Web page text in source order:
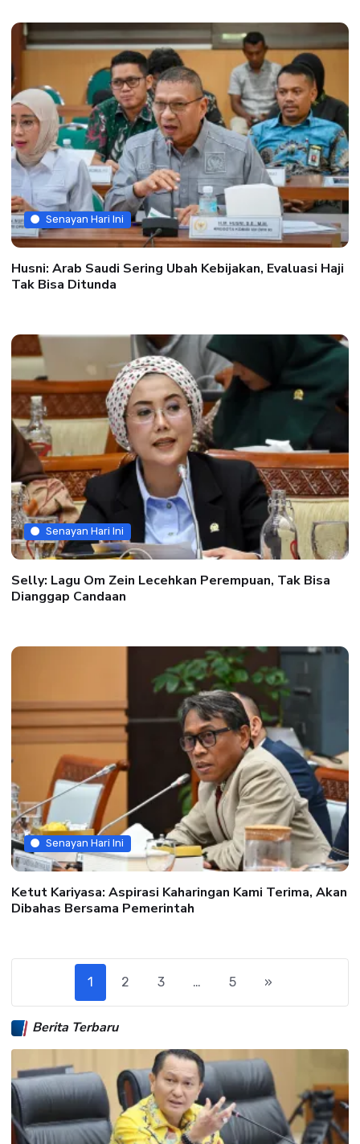
Senayan Hari Ini
Husni: Arab Saudi Sering Ubah Kebijakan, Evaluasi Haji
Tak Bisa Ditunda
Senayan Hari Ini
Selly: Lagu Om Zein Lecehkan Perempuan, Tak Bisa
Dianggap Candaan
Senayan Hari Ini
Ketut Kariyasa: Aspirasi Kaharingan Kami Terima, Akan
Dibahas Bersama Pemerintah
1 2 3 … 5 »
Berita Terbaru